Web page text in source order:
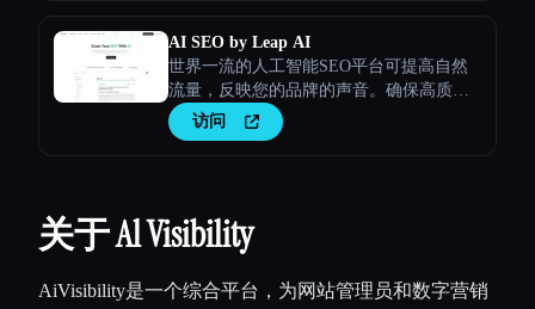
AI SEO by Leap AI
世界一流的人工智能SEO平台可提高自然
流量，反映您的品牌的声音。确保高质
量、安全的内容满足您的所有需求。
访问
关于 Al Visibility
AiVisibility是一个综合平台，为网站管理员和数字营销